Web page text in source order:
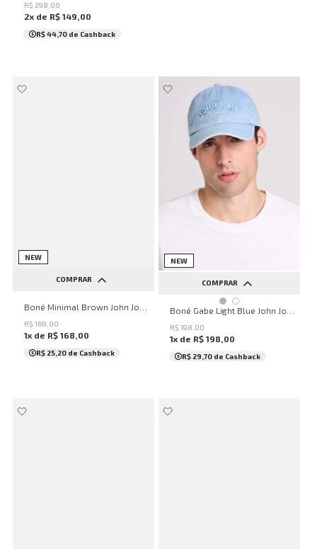
R$ 298 00
2x de R$ 149,00
R$ 44,70 de Cashback
NEW
COMPRAR
UN
R$ 168 00
1x de R$ 168 00
R$ 25,20 de Cashback
NEW
COMPRAR
UN
R$ 198 00
1x de R$ 198,00
R$ 29,70 de Cashback